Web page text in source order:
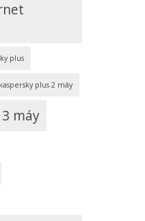
plus
kaspersky plus 2 máy
máy